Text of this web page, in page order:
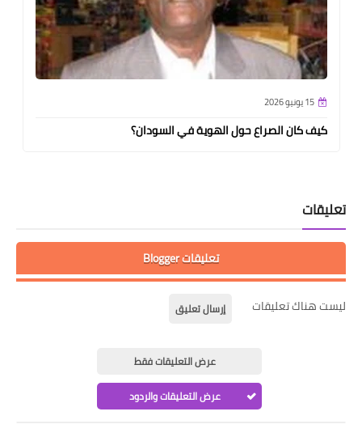
15 يونيو 2026
كيف كان الصراع حول الهوية في السودان؟
تعليقات
تعليقات Blogger
ليست هناك تعليقات إرسال تعليق
عرض التعليقات فقط
عرض التعليقات والردود